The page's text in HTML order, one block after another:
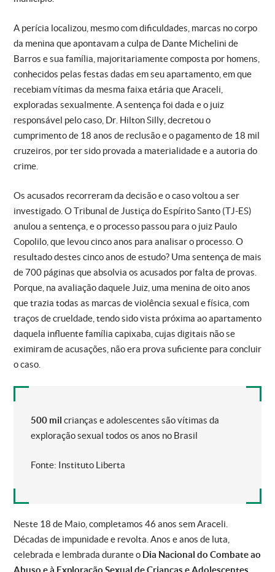
A perícia localizou, mesmo com dificuldades, marcas no corpo
da menina que apontavam a culpa de Dante Michelini de
Barros e sua família, majoritariamente composta por homens,
conhecidos pelas festas dadas em seu apartamento, em que
recebiam vítimas da mesma faixa etária que Araceli,
exploradas sexualmente. A sentença foi dada e o juiz
responsável pelo caso, Dr. Hilton Silly, decretou o
cumprimento de 18 anos de reclusão e o pagamento de 18 mil
cruzeiros, por ter sido provada a materialidade e a autoria do
crime.
Os acusados recorreram da decisão e o caso voltou a ser
investigado. O Tribunal de Justiça do Espírito Santo (TJ-ES)
anulou a sentença, e o processo passou para o juiz Paulo
Copolilo, que levou cinco anos para analisar o processo. O
resultado destes cinco anos de estudo? Uma sentença de mais
de 700 páginas que absolvia os acusados por falta de provas.
Porque, na avaliação daquele Juiz, uma menina de oito anos
que trazia todas as marcas de violência sexual e física, com
traços de crueldade, tendo sido vista próxima ao apartamento
daquela influente família capixaba, cujas digitais não se
eximiram de acusações, não era prova suficiente para concluir
o caso.
500 milcrianças e adolescentes são vítimas da
exploração sexual todos os anos no Brasil
Fonte: Instituto Liberta
Neste 18 de Maio, completamos 46 anos sem Araceli.
Décadas de impunidade e revolta. Anos e anos de luta,
celebrada e lembrada durante o Dia Nacional do Combate ao